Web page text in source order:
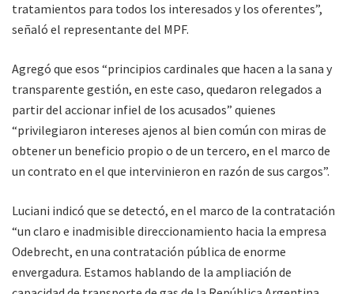
tratamientos para todos los interesados y los oferentes”,
señaló el representante del MPF.
Agregó que esos “principios cardinales que hacen a la sana y
transparente gestión, en este caso, quedaron relegados a
partir del accionar infiel de los acusados” quienes
“privilegiaron intereses ajenos al bien común con miras de
obtener un beneficio propio o de un tercero, en el marco de
un contrato en el que intervinieron en razón de sus cargos”.
Luciani indicó que se detectó, en el marco de la contratación
“un claro e inadmisible direccionamiento hacia la empresa
Odebrecht, en una contratación pública de enorme
envergadura. Estamos hablando de la ampliación de